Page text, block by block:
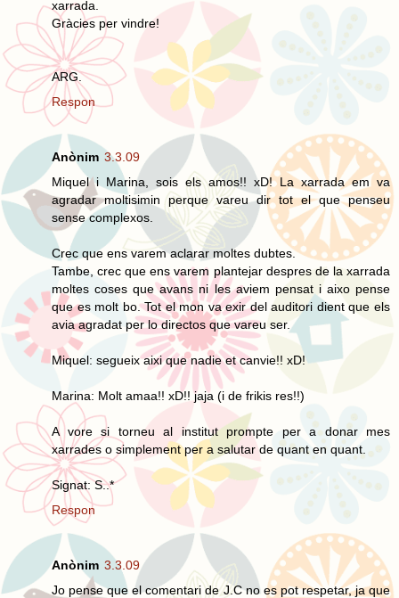
xarrada.
Gràcies per vindre!
ARG.
Respon
Anònim 3.3.09
Miquel i Marina, sois els amos!! xD! La xarrada em va
agradar moltisimin perque vareu dir tot el que penseu
sense complexos.
Crec que ens varem aclarar moltes dubtes.
Tambe, crec que ens varem plantejar despres de la xarrada
moltes coses que avans ni les aviem pensat i aixo pense
que es molt bo. Tot el mon va exir del auditori dient que els
avia agradat per lo directos que vareu ser.
Miquel: segueix aixi que nadie et canvie!! xD!
Marina: Molt amaa!! xD!! jaja (i de frikis res!!)
A vore si torneu al institut prompte per a donar mes
xarrades o simplement per a salutar de quant en quant.
Signat: S..*
Respon
Anònim 3.3.09
Jo pense que el comentari de J.C no es pot respetar, ja que